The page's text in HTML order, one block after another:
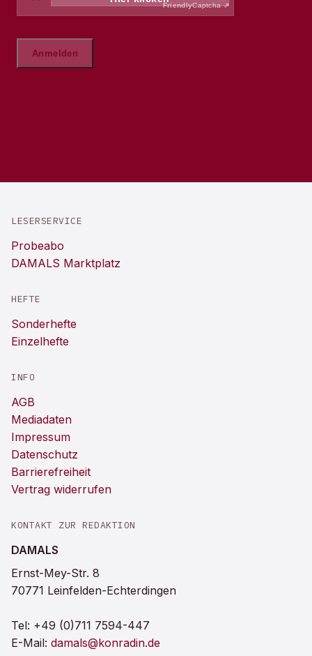
LESERSERVICE
Probeabo
DAMALS Marktplatz
HEFTE
Sonderhefte
Einzelhefte
INFO
AGB
Mediadaten
Impressum
Datenschutz
Barrierefreiheit
Vertrag widerrufen
KONTAKT ZUR REDAKTION
DAMALS
Ernst-Mey-Str. 8
70771 Leinfelden-Echterdingen
Tel: +49 (0)711 7594-447
E-Mail: damals@konradin.de